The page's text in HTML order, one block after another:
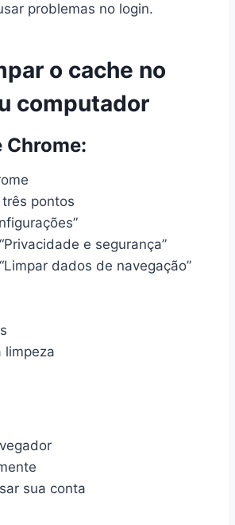
problemas no login.
o cache no
computador
Chrome:
pontos
e segurança”
dados de navegação”
limpeza
sua conta